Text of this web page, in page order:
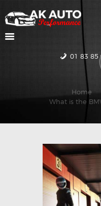
01 83 85
Home
What is the
ACCUEIL
NOS